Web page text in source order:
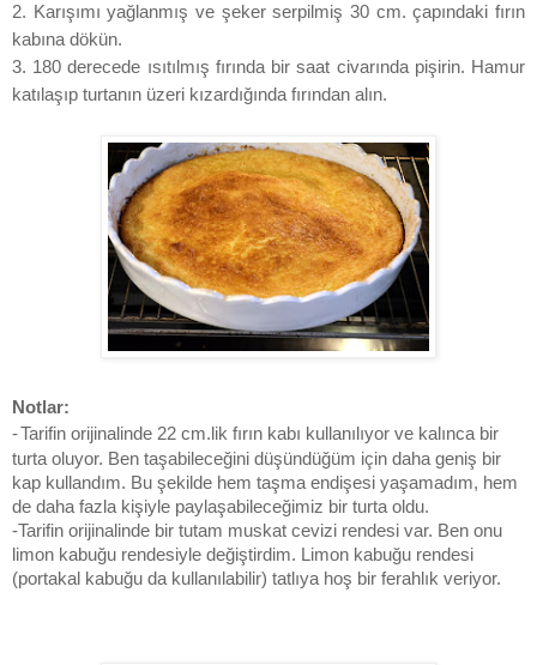
2. Karışımı yağlanmış ve şeker serpilmiş 30 cm. çapındaki fırın
kabına dökün.
3. 180 derecede ısıtılmış fırında bir saat civarında pişirin. Hamur
katılaşıp turtanın üzeri kızardığında fırından alın.
Notlar:
-Tarifin orijinalinde 22 cm.lik fırın kabı kullanılıyor ve kalınca bir
turta oluyor. Ben taşabileceğini düşündüğüm için daha geniş bir
kap kullandım. Bu şekilde hem taşma endişesi yaşamadım, hem
de daha fazla kişiyle paylaşabileceğimiz bir turta oldu.
-Tarifin orijinalinde bir tutam muskat cevizi rendesi var. Ben onu
limon kabuğu rendesiyle değiştirdim. Limon kabuğu rendesi
(portakal kabuğu da kullanılabilir) tatlıya hoş bir ferahlık veriyor.